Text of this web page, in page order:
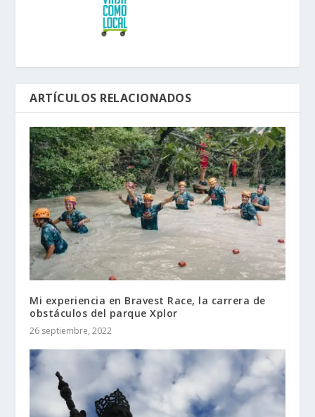
ARTÍCULOS RELACIONADOS
Mi experiencia en Bravest Race, la carrera de
obstáculos del parque Xplor
26 septiembre, 2022